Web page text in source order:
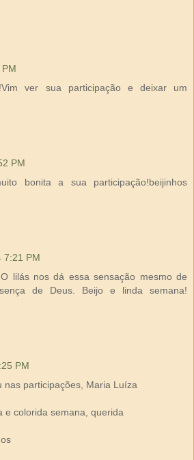
ver sua participação e deixar um
PM
bonita a sua participação!beijinhos
7:21 PM
lilás nos dá essa sensação mesmo de
de Deus. Beijo e linda semana!
PM
nas participações, Maria Luíza
e colorida semana, querida